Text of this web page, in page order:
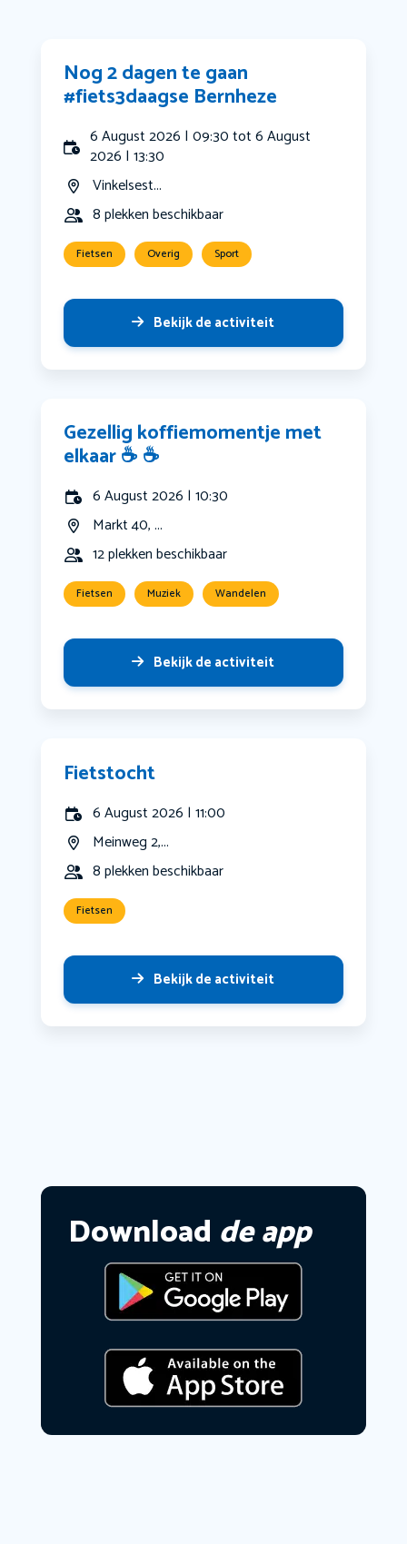
Nog 2 dagen te gaan
#fiets3daagse Bernheze
6 August 2026 | 09:30 tot 6 August
2026 | 13:30
Vinkelsest...
8 plekken beschikbaar
Fietsen Overig Sport
Bekijk de activiteit
Gezellig koffiemomentje met
elkaar ☕️ ☕️
6 August 2026 | 10:30
Markt 40, ...
12 plekken beschikbaar
Fietsen Muziek Wandelen
Bekijk de activiteit
Fietstocht
6 August 2026 | 11:00
Meinweg 2,...
8 plekken beschikbaar
Fietsen
Bekijk de activiteit
Download de app